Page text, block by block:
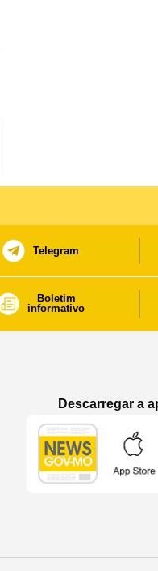
Telegram
Boletim
informativo
Descarregar a